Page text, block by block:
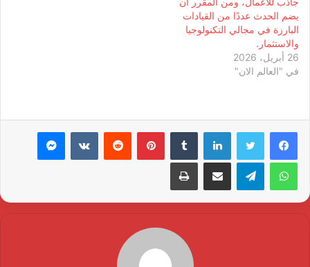
يضم الحدث عددًا من القيادات
البارزة في مجالي التكنولوجيا
والاستثمار.
26 أبريل، 2026
في "العالم الان"
لينكدإن بينتيريست ماسنجر
واتساب تيلقرام مشاركة عبر البريد طباعة